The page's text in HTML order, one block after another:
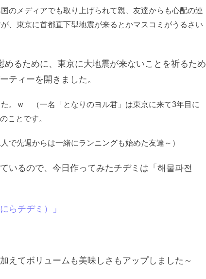
のメディアでも取り上げられて親、友達からも心配の連
、東京に首都直下型地震が来るとかマスコミがうるさい
るために、東京に大地震が来ないことを祈るため
ティーを開きました。
。ｗ （一名「となりのヨル君」は東京に来て3年目に
ことです。
で先週からは一緒にランニングも始めた友達～）
いるので、今日作ってみたチヂミは「해물파전
らチヂミ）」
えてボリュームも美味しさもアップしました～